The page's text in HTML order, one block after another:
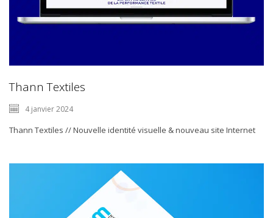
Thann Textiles
4 janvier 2024
Thann Textiles // Nouvelle identité visuelle & nouveau site Internet